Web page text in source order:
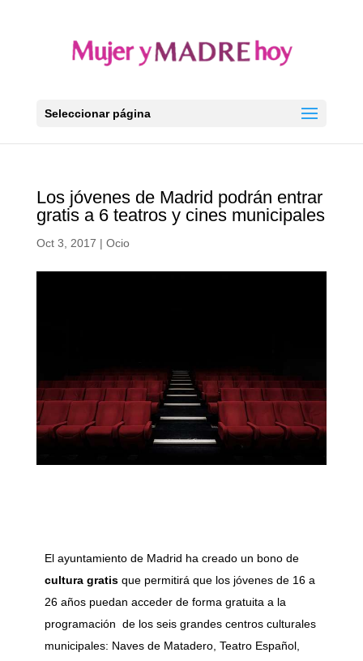
Seleccionar página
Los jóvenes de Madrid podrán entrar
gratis a 6 teatros y cines municipales
Oct 3, 2017 | Ocio
El ayuntamiento de Madrid ha creado un bono de
cultura gratisque permitirá que los jóvenes de 16 a
26 años puedan acceder de forma gratuita a la
programación de los seis grandes centros culturales
municipales: Naves de Matadero, Teatro Español,